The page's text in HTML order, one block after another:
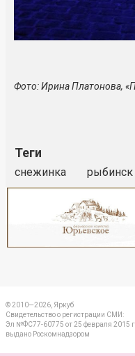
Фото: Ирина Платонова,
Теги
снежинка рыбинск
© 2010—2026, Яркуб
Свидетельство о регистрации СМИ:
Эл №ФС77-60775 от 25 февраля 2015 г.
выдано Роскомнадзором